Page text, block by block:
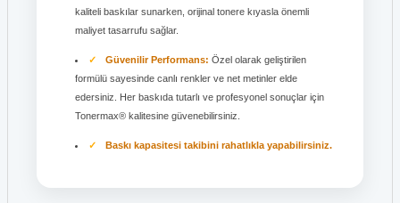
kaliteli baskılar sunarken, orijinal tonere kıyasla önemli
maliyet tasarrufu sağlar.
Güvenilir Performans: Özel olarak geliştirilen
formülü sayesinde canlı renkler ve net metinler elde
edersiniz. Her baskıda tutarlı ve profesyonel sonuçlar için
Tonermax® kalitesine güvenebilirsiniz.
Baskı kapasitesi takibini rahatlıkla yapabilirsiniz.